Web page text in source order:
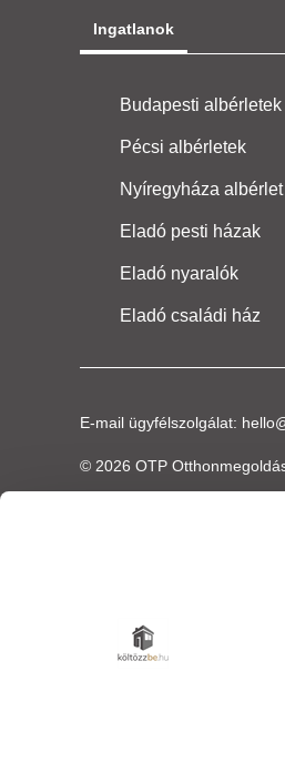
Ingatlanok
Budapesti albérletek
Pécsi albérletek
Nyíregyháza albérlet
Eladó pesti házak
Eladó nyaralók
Eladó családi ház
E-mail ügyfélszolgálat:
© 2026 OTP